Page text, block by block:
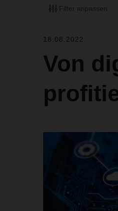
Filter anpassen
18.08.2022
Von